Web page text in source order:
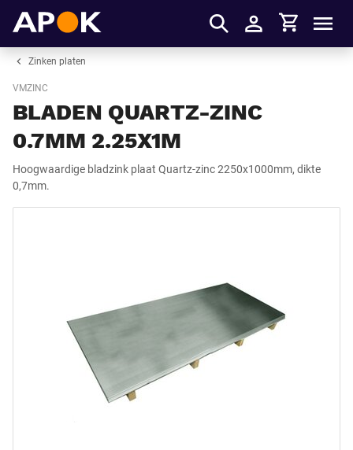
Inloggen
Winkelmandje
Zinken platen
VMZINC
BLADEN QUARTZ-ZINC
0.7MM 2.25X1M
Hoogwaardige bladzink plaat Quartz-zinc 2250x1000mm, dikte
0,7mm.